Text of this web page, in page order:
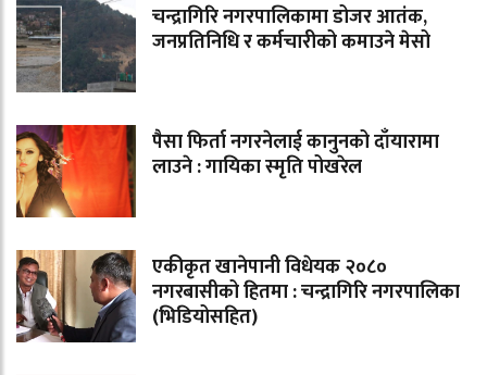
चन्द्रागिरि नगरपालिकामा डोजर आतंक,
जनप्रतिनिधि र कर्मचारीको कमाउने मेसो
पैसा फिर्ता नगरनेलाई कानुनको दाँयारामा
लाउने : गायिका स्‍मृति पोखरेल
एकीकृत खानेपानी विधेयक २०८०
नगरबासीको हितमा : चन्द्रागिरि नगरपालिका
(भिडियोसहित)